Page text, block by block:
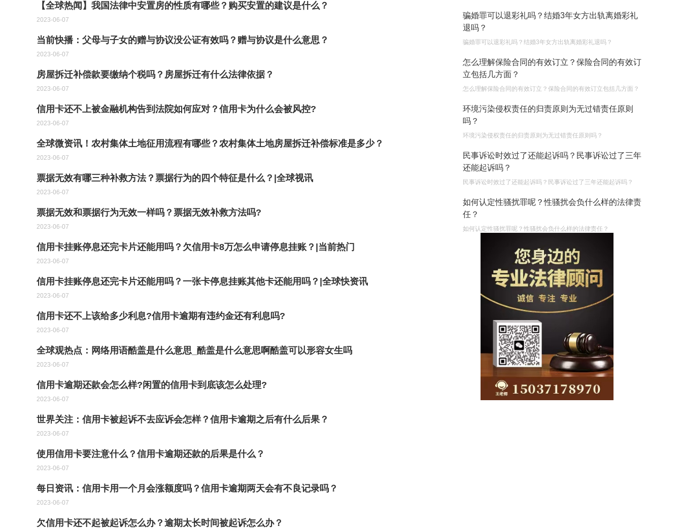
【全球热闻】我国法律中安置房的性质有哪些？购买安置的建议是什么？
2023-06-07
当前快播：父母与子女的赠与协议没公证有效吗？赠与协议是什么意思？
2023-06-07
房屋拆迁补偿款要缴纳个税吗？房屋拆迁有什么法律依据？
2023-06-07
信用卡还不上被金融机构告到法院如何应对？信用卡为什么会被风控?
2023-06-07
全球微资讯！农村集体土地征用流程有哪些？农村集体土地房屋拆迁补偿标准是多少？
2023-06-07
票据无效有哪三种补救方法？票据行为的四个特征是什么？|全球视讯
2023-06-07
票据无效和票据行为无效一样吗？票据无效补救方法吗?
2023-06-07
信用卡挂账停息还完卡片还能用吗？欠信用卡8万怎么申请停息挂账？|当前热门
2023-06-07
信用卡挂账停息还完卡片还能用吗？一张卡停息挂账其他卡还能用吗？|全球快资讯
2023-06-07
信用卡还不上该给多少利息?信用卡逾期有违约金还有利息吗?
2023-06-07
全球观热点：网络用语酷盖是什么意思_酷盖是什么意思啊酷盖可以形容女生吗
2023-06-07
信用卡逾期还款会怎么样?闲置的信用卡到底该怎么处理?
2023-06-07
世界关注：信用卡被起诉不去应诉会怎样？信用卡逾期之后有什么后果？
2023-06-07
使用信用卡要注意什么？信用卡逾期还款的后果是什么？
2023-06-07
每日资讯：信用卡用一个月会涨额度吗？信用卡逾期两天会有不良记录吗？
2023-06-07
欠信用卡还不起被起诉怎么办？逾期太长时间被起诉怎么办？
骗婚罪可以退彩礼吗？结婚3年女方出轨离婚彩礼
退吗？
骗婚罪可以退彩礼吗？结婚3年女方出轨离婚彩礼退吗？
怎么理解保险合同的有效订立？保险合同的有效订
立包括几方面？
怎么理解保险合同的有效订立？保险合同的有效订立包括几方面？
环境污染侵权责任的归责原则为无过错责任原则
吗？
环境污染侵权责任的归责原则为无过错责任原则吗？
民事诉讼时效过了还能起诉吗？民事诉讼过了三年
还能起诉吗？
民事诉讼时效过了还能起诉吗？民事诉讼过了三年还能起诉吗？
如何认定性骚扰罪呢？性骚扰会负什么样的法律责
任？
如何认定性骚扰罪呢？性骚扰会负什么样的法律责任？